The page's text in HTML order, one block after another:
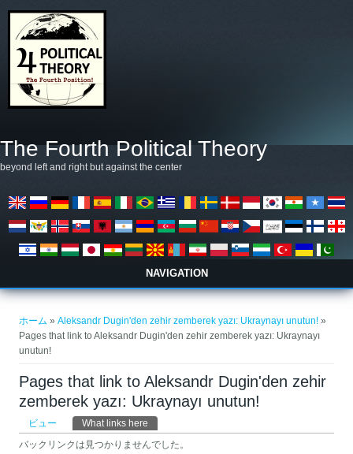
The Fourth Political Theory
beyond left and right but against the center
NAVIGATION
ホーム »Aleksandr Dugin'den zehir zemberek yazı: Ukraynayı unutun! »
Pages that link to Aleksandr Dugin'den zehir zemberek yazı: Ukraynayı
unutun!
Pages that link to Aleksandr Dugin'den zehir
zemberek yazı: Ukraynayı unutun!
プライマリータブ
ビュー What links here
バックリンクは見つかりませんでした。